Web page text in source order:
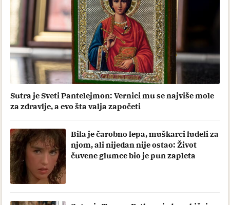
Sutra je Sveti Pantelejmon: Vernici mu se najviše mole
za zdravlje, a evo šta valja započeti
Bila je čarobno lepa, muškarci ludeli za
njom, ali nijedan nije ostao: Život
čuvene glumce bio je pun zapleta